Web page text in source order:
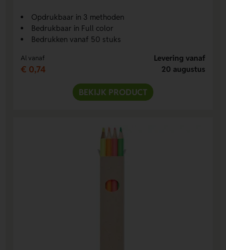
Opdrukbaar in 3 methoden
Bedrukbaar in Full color
Bedrukken vanaf 50 stuks
Al vanaf
€ 0,74
Levering vanaf
20 augustus
BEKIJK PRODUCT